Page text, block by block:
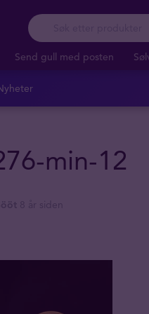
Send gull med posten
min-12